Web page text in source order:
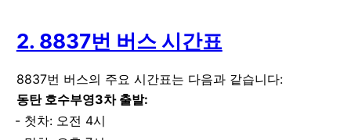
2. 8837번 버스 시간표
8837번 버스의 주요 시간표는 다음과 같습니다:
동탄 호수부영3차 출발:
첫차: 오전 4시